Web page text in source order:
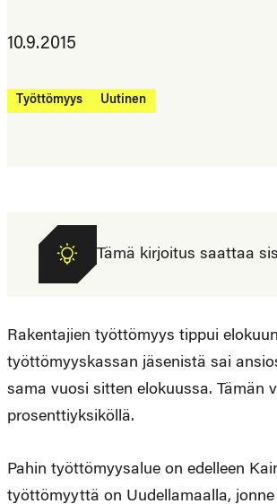
10.9.2015
Työttömyys Uutinen
Tämä kirjoitus saattaa
Rakentajien työttömyys tippui
työttömyyskassan jäsenistä sai
sama vuosi sitten elokuussa. Tämän
prosenttiyksiköllä.
Pahin työttömyysalue on edelleen
työttömyyttä on Uudellamaalla,